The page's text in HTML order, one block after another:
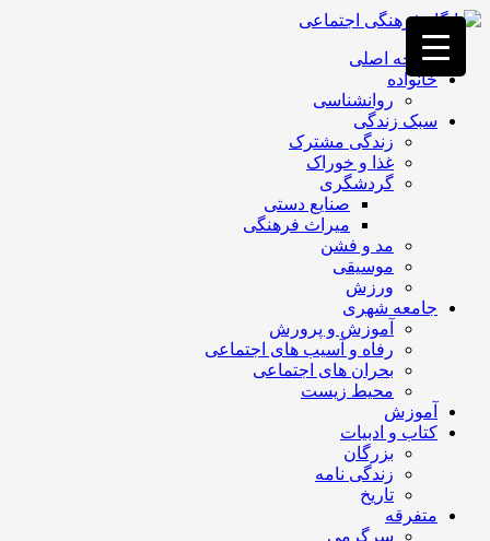
فصد
خون
غرب
تهران
خشکشویی
تصفیه
تهران
صفحه اصلی
خانواده
روانشناسی
سبک زندگی
زندگی مشترک
غذا و خوراک
گردشگری
صنایع دستی
میراث فرهنگی
مد و فشن
موسیقی
ورزش
جامعه شهری
آموزش و پرورش
رفاه و آسیب های اجتماعی
بحران های اجتماعی
محیط زیست
آموزش
کتاب و ادبیات
بزرگان
زندگی نامه
تاریخ
متفرقه
سرگرمی